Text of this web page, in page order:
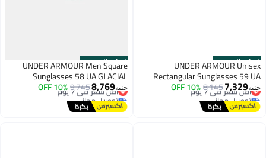
الستور الرسمي
UNDER ARMOUR Unisex
Rectangular Sunglasses 59 UA
HUSTLE XL
جنيه7,329
8,145
10% OFF أقل سعر في 7 يوم
توصيل مجاني
أقل سعر في 7 يوم
الستور الرسمي
UNDER ARMOUR Men Square
Sunglasses 58 UA GLACIAL
جنيه8,769
9,745
10% OFF أقل سعر في 7 يوم
توصيل مجاني
أقل سعر في 7 يوم